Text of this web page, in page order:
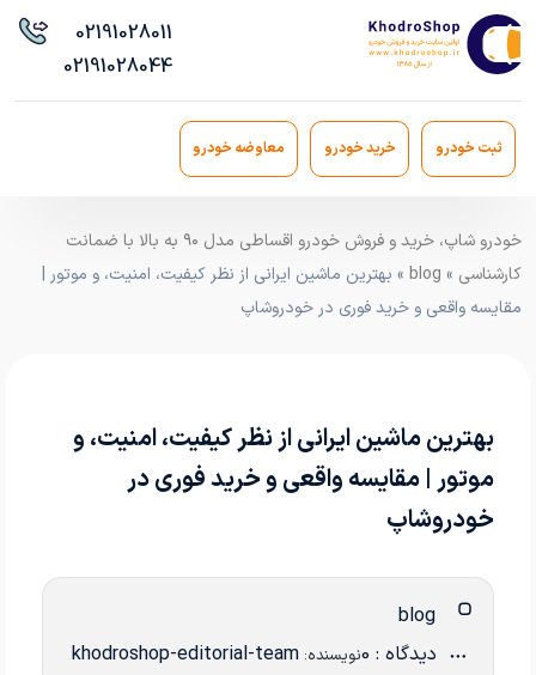
02191028011
02191028044
ثبت خودرو خرید خودرو معاوضه خودرو
خودرو شاپ، خرید و فروش خودرو اقساطی مدل ۹۰ به بالا با ضمانت
کارشناسی »
blog » بهترین ماشین ایرانی از نظر کیفیت، امنیت، و موتور |
مقایسه واقعی و خرید فوری در خودروشاپ
بهترین ماشین ایرانی از نظر کیفیت، امنیت، و
موتور | مقایسه واقعی و خرید فوری در
خودروشاپ
دیدگاه : 0 نویسنده: khodroshop-editorial-team